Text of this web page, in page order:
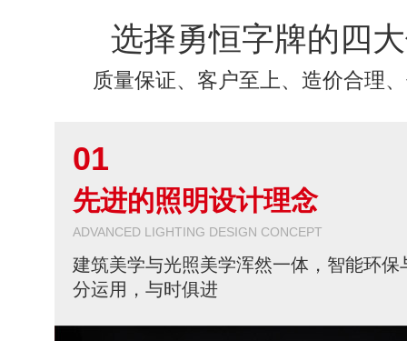
选择勇恒字牌的四
质量保证、客户至上、造价合理
01
先进的照明设计理念
ADVANCED LIGHTING DESIGN CONCEPT
建筑美学与光照美学浑然一体，智能环保
分运用，与时俱进